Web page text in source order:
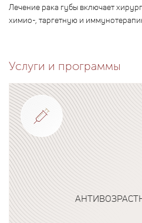
Лечение рака губы включает
химио-, таргетную и
Услуги и программы